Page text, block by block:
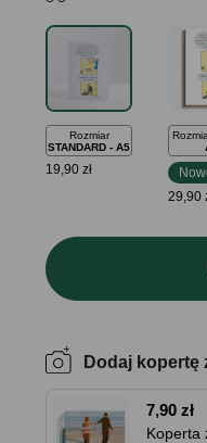
Rozmiar
STANDARD - A5
19,90 zł
29,90
Dodaj kopertę
7,90 zł
Koperta